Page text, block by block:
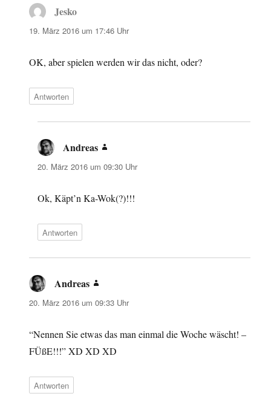
Jesko
19. März 2016 um 17:46 Uhr
OK, aber spielen werden wir das nicht, oder?
Antworten
Andreas
20. März 2016 um 09:30 Uhr
Ok, Käpt’n Ka-Wok(?)!!!
Antworten
Andreas
20. März 2016 um 09:33 Uhr
“Nennen Sie etwas das man einmal die Woche wäscht! –
FÜßE!!!” XD XD XD
Antworten